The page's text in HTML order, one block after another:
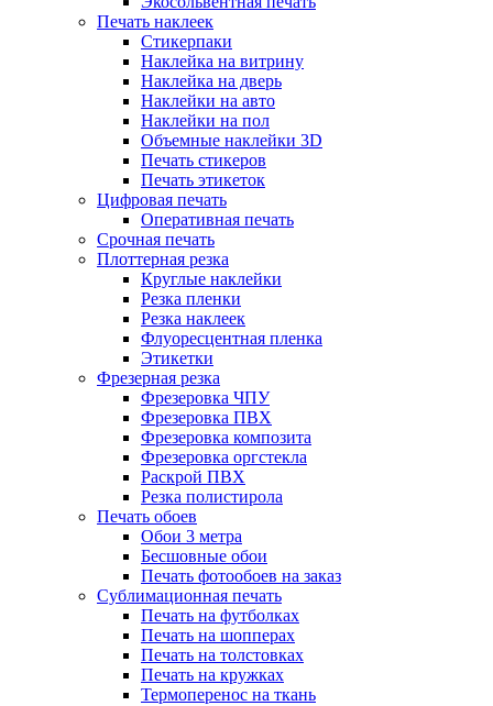
Печать наклеек
Стикерпаки
Наклейка на витрину
Наклейка на дверь
Наклейки на авто
Наклейки на пол
Объемные наклейки 3D
Печать стикеров
Печать этикеток
Цифровая печать
Оперативная печать
Срочная печать
Плоттерная резка
Круглые наклейки
Резка пленки
Резка наклеек
Флуоресцентная пленка
Этикетки
Фрезерная резка
Фрезеровка ЧПУ
Фрезеровка ПВХ
Фрезеровка композита
Фрезеровка оргстекла
Раскрой ПВХ
Резка полистирола
Печать обоев
Обои 3 метра
Бесшовные обои
Печать фотообоев на заказ
Сублимационная печать
Печать на футболках
Печать на шопперах
Печать на толстовках
Печать на кружках
Термоперенос на ткань